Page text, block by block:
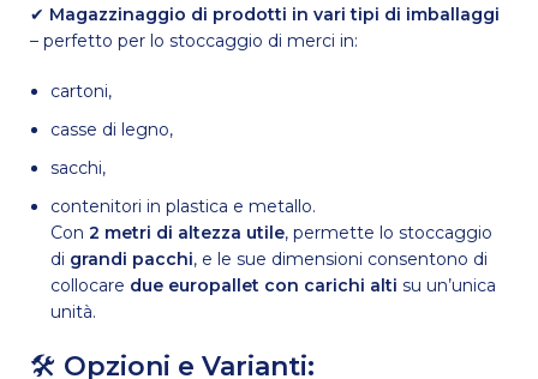
✔ Magazzinaggio di prodotti in vari tipi di imballaggi
– perfetto per lo stoccaggio di merci in:
cartoni,
casse di legno,
sacchi,
contenitori in plastica e metallo.
Con2 metri di altezza utile, permette lo stoccaggio
di grandi pacchi, e le sue dimensioni consentono di
collocare due europallet con carichi alti su un’unica
unità.
🛠 Opzioni e Varianti: